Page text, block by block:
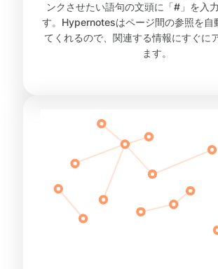
ンクさせたい語句の文頭に「#」を入
す。Hypernotesはページ間の参照を自
てくれるので、関連する情報にすぐに
ます。